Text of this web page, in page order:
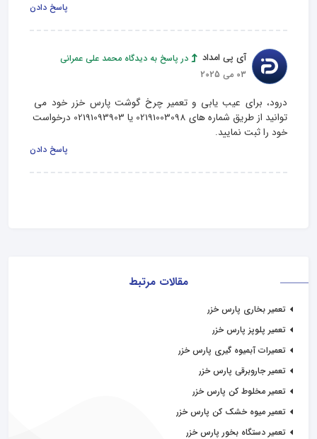
مقالات مرتبط
تعمیر بخاری پارس خزر
تعمیر پلوپز پارس خزر
تعمیرات آبمیوه گیری پارس خزر
تعمیر جاروبرقی پارس خزر
تعمیر مخلوط کن پارس خزر
تعمیر میوه خشک کن پارس خزر
تعمیر دستگاه بخور پارس خزر
پاسخ دادن
آی پی امداد
در پاسخ به دیدگاه محمد على عمرانى
03 می 2025
درود، برای عیب یابی و تعمیر چرخ گوشت پارس خزر خود می
توانید از طریق شماره های 02191003098 یا 02191093903 درخواست
خود را ثبت نمایید.
پاسخ دادن